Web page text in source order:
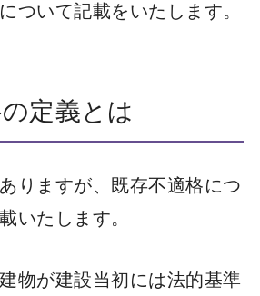
ついて記載をいたします。
定義とは
りますが、既存不適格につ
いたします。
物が建設当初には法的基準